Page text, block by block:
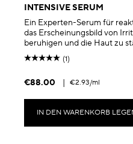
INTENSIVE SERUM
Ein Experten-Serum für
das Erscheinungsbild von
beruhigen und die Haut zu
(1)
€88.00 | €2.93/ml
IN DEN WARENKORB